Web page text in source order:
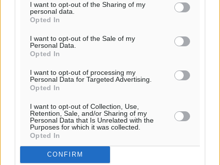
I want to opt-out of the Sharing of my
personal data.
Opted In
I want to opt-out of the Sale of my
Personal Data.
Opted In
I want to opt-out of processing my
Personal Data for Targeted Advertising.
Opted In
I want to opt-out of Collection, Use,
Retention, Sale, and/or Sharing of my
Personal Data that Is Unrelated with the
Purposes for which it was collected.
Opted In
CONFIRM
“Χρυσάφι” για το Δημόσιο από την
συναυλία Ρέμου και Eros Ramazzotti
στη Μύκονο